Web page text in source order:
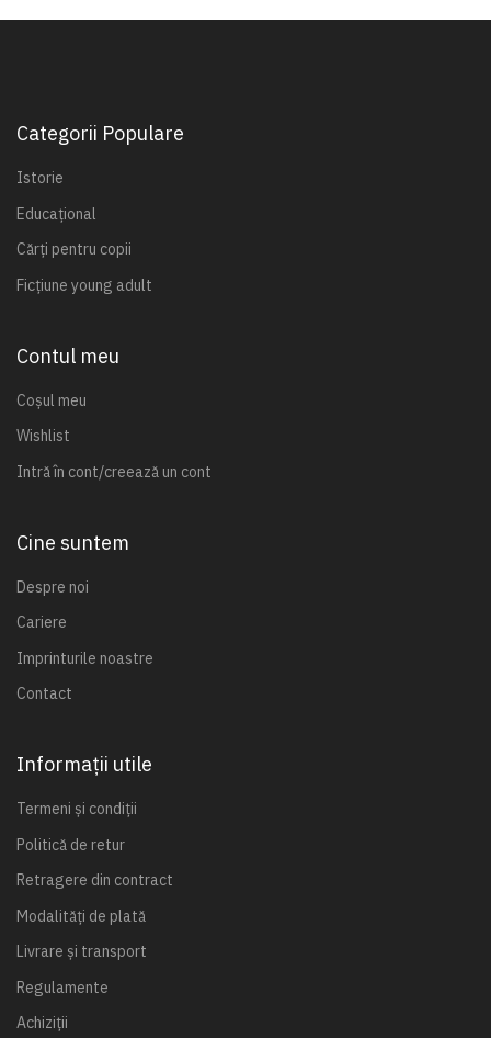
Categorii Populare
Istorie
Educațional
Cărți pentru copii
Ficțiune young adult
Contul meu
Coșul meu
Wishlist
Intră în cont/creează un cont
Cine suntem
Despre noi
Cariere
Imprinturile noastre
Contact
Informații utile
Termeni și condiții
Politică de retur
Retragere din contract
Modalități de plată
Livrare și transport
Regulamente
Achiziții